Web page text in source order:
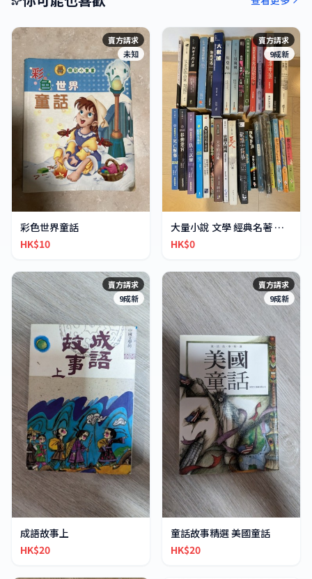
賣方請求
未知
彩色世界童話
HK$10
賣方請求
9成新
大量小說 文學 經典名著 翻譯小說
HK$0
賣方請求
9成新
成語故事上
HK$20
賣方請求
9成新
童話故事精選 美國童話
HK$20